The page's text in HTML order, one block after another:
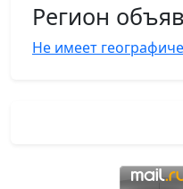
Регион
Не имеет